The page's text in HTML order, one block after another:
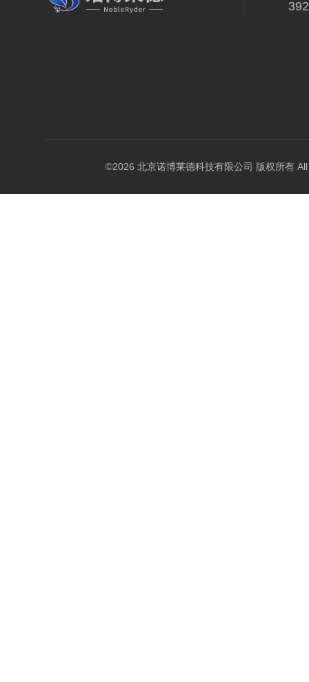
©2026 北京诺博莱德科技有限公司 版权所有